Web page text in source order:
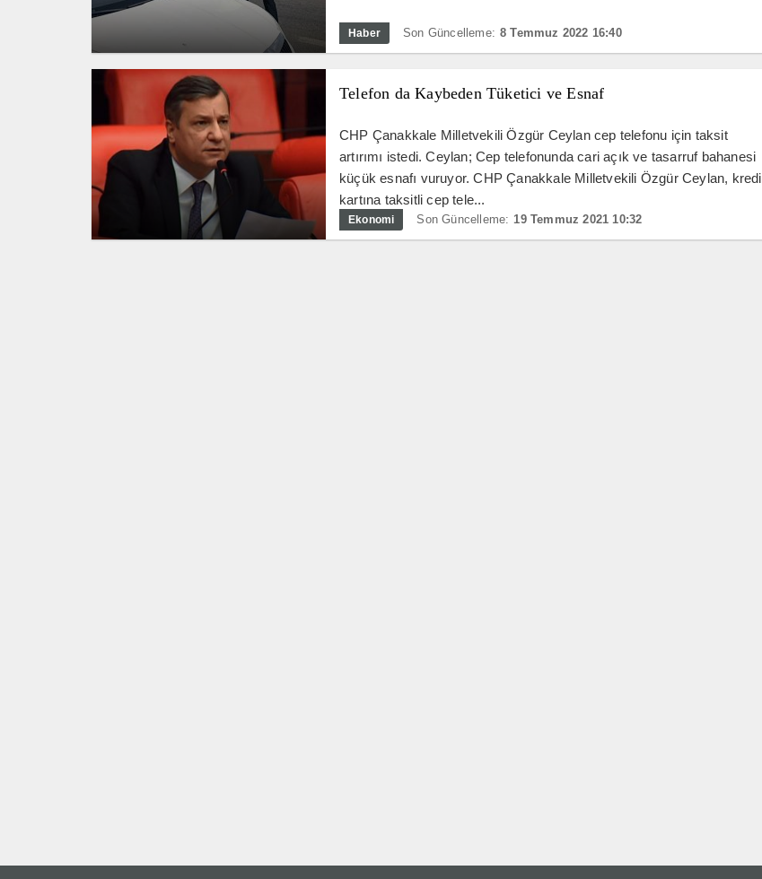
Haber Son Güncelleme: 8 Temmuz 2022 16:40
Telefon da Kaybeden Tüketici ve Esnaf
CHP Çanakkale Milletvekili Özgür Ceylan cep telefonu için taksit
artırımı istedi. Ceylan; Cep telefonunda cari açık ve tasarruf bahanesi
küçük esnafı vuruyor. CHP Çanakkale Milletvekili Özgür Ceylan, kredi
kartına taksitli cep tele...
Ekonomi Son Güncelleme: 19 Temmuz 2021 10:32